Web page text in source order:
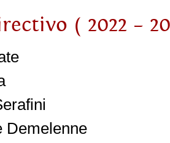
( 2022 –
Demelenne